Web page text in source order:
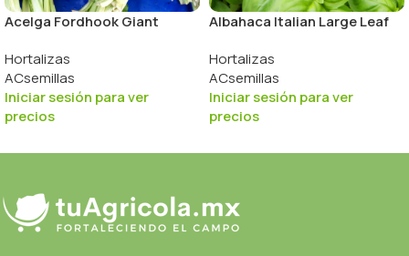
Acelga Fordhook Giant
Hortalizas
ACsemillas
Iniciar sesión para ver
precios
Albahaca Italian Large Leaf
Hortalizas
ACsemillas
Iniciar sesión para ver
precios